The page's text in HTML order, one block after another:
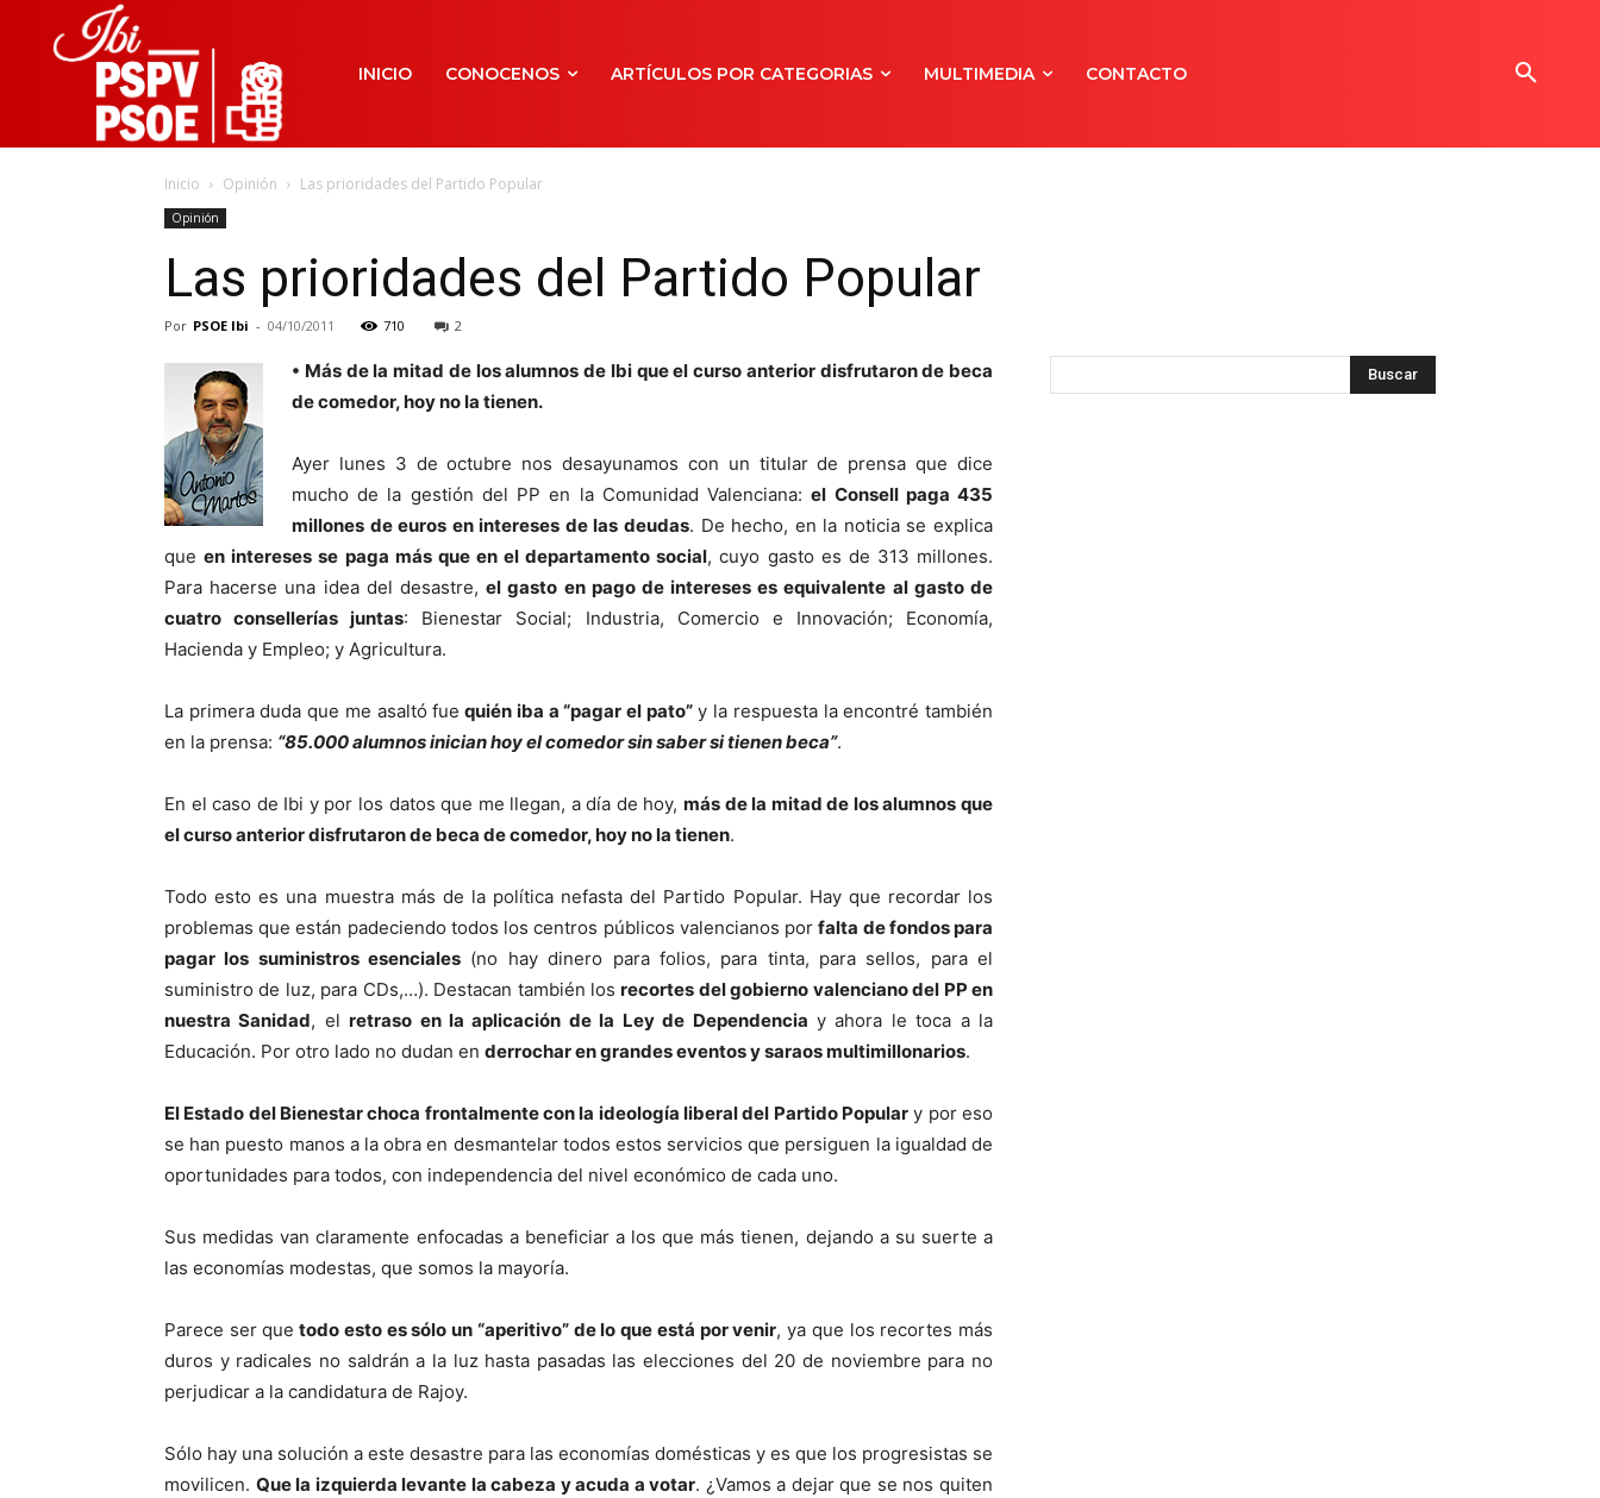
INICIO CONOCENOS ARTÍCULOS POR CATEGORIAS MULTIMEDIA CONTACTO
Inicio Opinión Las prioridades del Partido Popular
Opinión
Las prioridades del Partido Popular
Por PSOE Ibi - 04/10/2011 710 2
• Más de la mitad de los alumnos de Ibi que el curso anterior disfrutaron de beca
de comedor, hoy no la tienen.
Ayer lunes 3 de octubre nos desayunamos con un titular de prensa que dice
mucho de la gestión del PP en la Comunidad Valenciana:el Consell paga 435
millones de euros en intereses de las deudas. De hecho, en la noticia se explica
queen intereses se paga más que en el departamento social, cuyo gasto es de 313 millones.
Para hacerse una idea del desastre,el gasto en pago de intereses es equivalente al gasto de
cuatro consellerías juntas: Bienestar Social; Industria, Comercio e Innovación; Economía,
Hacienda y Empleo; y Agricultura.
La primera duda que me asaltó fue quién iba a “pagar el pato”y la respuesta la encontré también
en la prensa: “85.000 alumnos inician hoy el comedor sin saber si tienen beca”.
En el caso de Ibi y por los datos que me llegan, a día de hoy,más de la mitad de los alumnos que
el curso anterior disfrutaron de beca de comedor, hoy no la tienen.
Todo esto es una muestra más de la política nefasta del Partido Popular. Hay que recordar los
problemas que están padeciendo todos los centros públicos valencianos porfalta de fondos para
pagar los suministros esenciales (no hay dinero para folios, para tinta, para sellos, para el
suministro de luz, para CDs,…). Destacan también losrecortes del gobierno valenciano del PP en
nuestra Sanidad, elretraso en la aplicación de la Ley de Dependencia y ahora le toca a la
Educación. Por otro lado no dudan en derrochar en grandes eventos y saraos multimillonarios.
El Estado del Bienestar choca frontalmente con la ideología liberal del Partido Popular y por eso
se han puesto manos a la obra en desmantelar todos estos servicios que persiguen la igualdad de
oportunidades para todos, con independencia del nivel económico de cada uno.
Sus medidas van claramente enfocadas a beneficiar a los que más tienen, dejando a su suerte a
las economías modestas, que somos la mayoría.
Parece ser que todo esto es sólo un “aperitivo” de lo que está por venir, ya que los recortes más
duros y radicales no saldrán a la luz hasta pasadas las elecciones del 20 de noviembre para no
perjudicar a la candidatura de Rajoy.
Sólo hay una solución a este desastre para las economías domésticas y es que los progresistas se
movilicen. Que la izquierda levante la cabeza y acuda a votar. ¿Vamos a dejar que se nos quiten